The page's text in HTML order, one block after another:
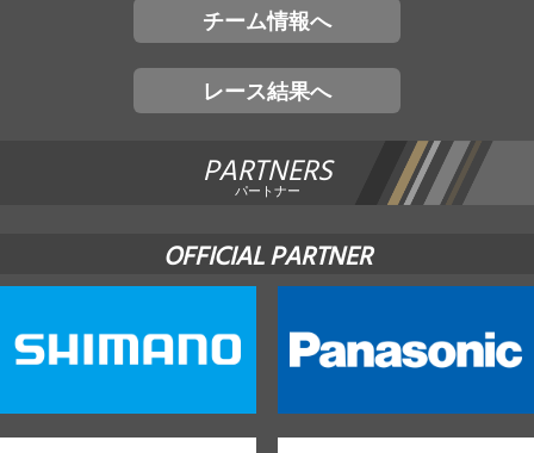
チーム情報へ
レース結果へ
PARTNERS
パートナー
OFFICIAL PARTNER